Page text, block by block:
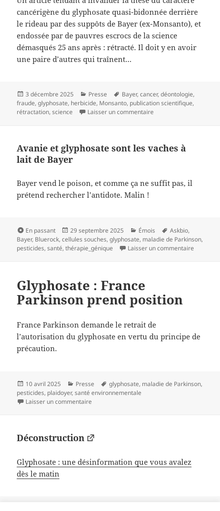
cancérigène du glyphosate quasi-bidonnée derrière
le rideau par des suppôts de Bayer (ex-Monsanto), et
endossée par de pauvres escrocs de la science
démasqués 25 ans après : rétracté. Il doit y en avoir
une paire d’autres qui traînent…
Publié
le
3 décembre 2025 Catégories
Presse
Mots-
clés
Bayer,cancer,déontologie,
fraude,glyphosate, herbicide, Monsanto, publication scientifique,
rétractation,science Laisser un commentaire
Avanie et glyphosate sont les vaches à
lait de Bayer
Bayer vend le poison, et comme ça ne suffit pas, il
prétend rechercher l’antidote. Malin !
Format
En passant
Publié
le
29 septembre 2025 Catégories
Émois
Mots-
clés
Askbio,
Bayer, Bluerock,cellules souches,glyphosate, maladie de Parkinson,
pesticides,santé,thérapie_génique Laisser un commentaire
Glyphosate : France
Parkinson prend position
France Parkinson demande le retrait de
l’autorisation du glyphosate en vertu du principe de
précaution.
Publié
le
10 avril 2025 Catégories
Presse
Mots-
clés
glyphosate, maladie de Parkinson,
pesticides, plaidoyer,santé environnementale
Laisser un commentaire
Déconstruction
Glyphosate : une désinformation que vous avalez
dès le matin